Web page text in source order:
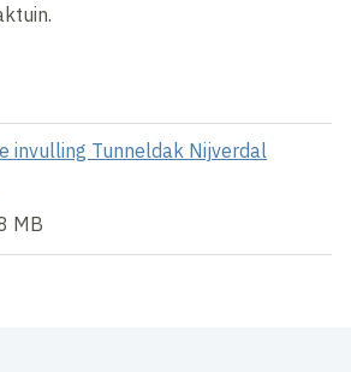
invulling Tunneldak Nijverdal
MB